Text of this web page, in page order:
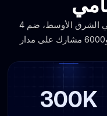
بثت ڤيوز أكبر مهرجان تقني تفاعلي في الشرق الأوسط، ضم 4
مؤتمرات وأكثر من 250 شركة ناشئة و6000 مشارك على مدار
300K